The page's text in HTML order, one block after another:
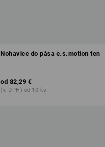
Nohavice do pása e.s.motion ten
od 82,29 €
(v. DPH) od 10 ks